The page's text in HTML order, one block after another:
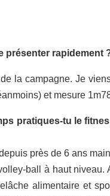
présenter rapidement
la campagne. Je
et mesure
pratiques-tu le
près de 6 ans
ball à haut
alimentaire et